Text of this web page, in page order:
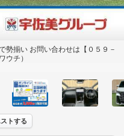
勢揃い お問い合わせは【０５９－
ウチ）
トする